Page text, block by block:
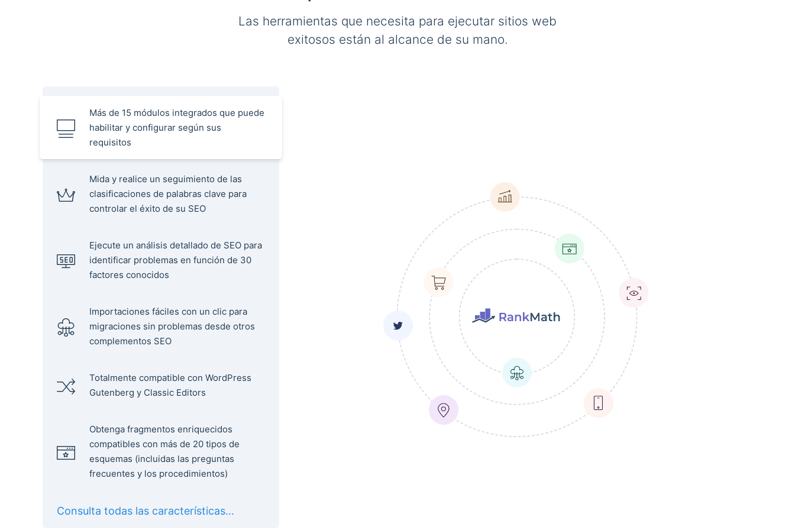
Las herramientas que necesita para ejecutar sitios web
exitosos están al alcance de su mano.
Más de 15 módulos integrados que puede
habilitar y configurar según sus
requisitos
Mida y realice un seguimiento de las
clasificaciones de palabras clave para
controlar el éxito de su SEO
Ejecute un análisis detallado de SEO para
identificar problemas en función de 30
factores conocidos
Importaciones fáciles con un clic para
migraciones sin problemas desde otros
complementos SEO
Totalmente compatible con WordPress
Gutenberg y Classic Editors
Obtenga fragmentos enriquecidos
compatibles con más de 20 tipos de
esquemas (incluidas las preguntas
frecuentes y los procedimientos)
Consulta todas las características...